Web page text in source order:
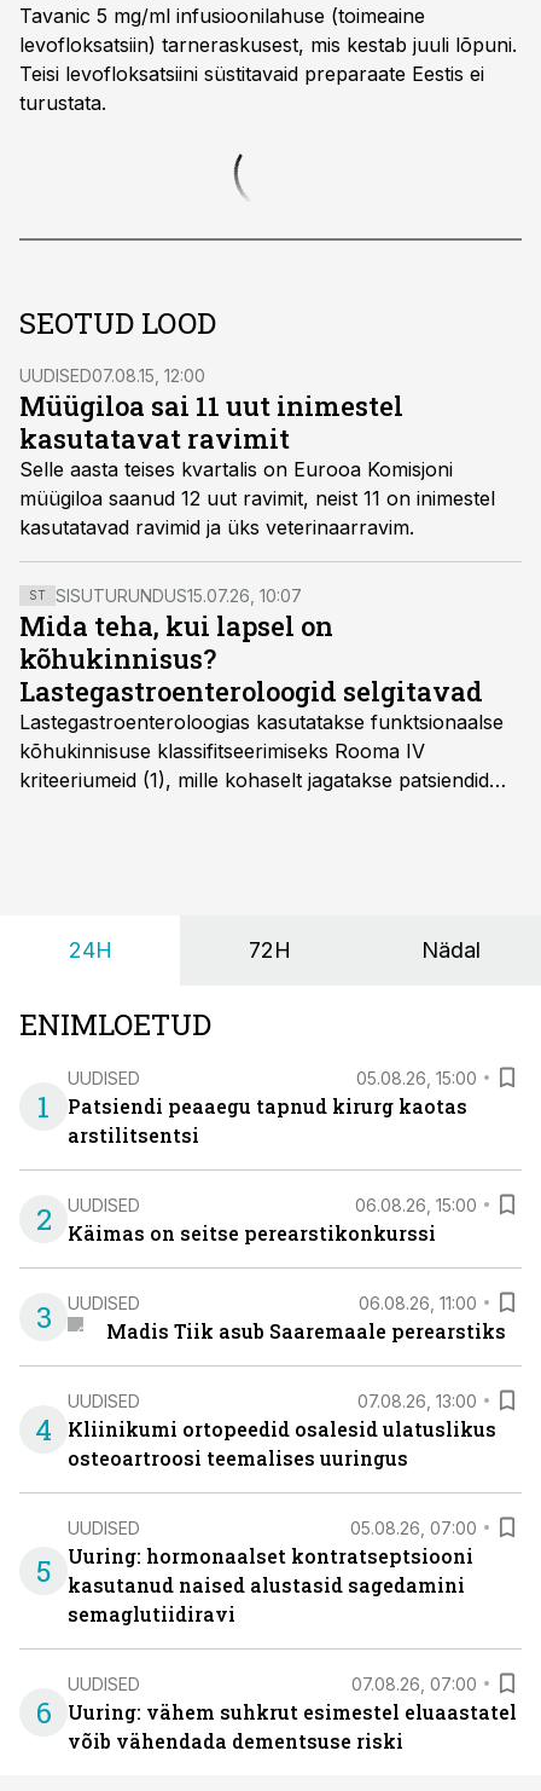
Tavanic 5 mg/ml infusioonilahuse (toimeaine
levofloksatsiin) tarneraskusest, mis kestab juuli lõpuni.
Teisi levofloksatsiini süstitavaid preparaate Eestis ei
turustata.
SEOTUD LOOD
UUDISED07.08.15, 12:00
Müügiloa sai 11 uut inimestel
kasutatavat ravimit
Selle aasta teises kvartalis on Eurooa Komisjoni
müügiloa saanud 12 uut ravimit, neist 11 on inimestel
kasutatavad ravimid ja üks veterinaarravim.
ST SISUTURUNDUS15.07.26, 10:07
Mida teha, kui lapsel on
kõhukinnisus?
Lastegastroenteroloogid selgitavad
Lastegastroenteroloogias kasutatakse funktsionaalse
kõhukinnisuse klassifitseerimiseks Rooma IV
kriteeriumeid (1), mille kohaselt jagatakse patsiendid
24H 72H Nädal
ENIMLOETUD
1
UUDISED 05.08.26, 15:00
Patsiendi peaaegu tapnud kirurg kaotas
arstilitsentsi
2 UUDISED 06.08.26, 15:00
Käimas on seitse perearstikonkurssi
3 UUDISED 06.08.26, 11:00
Madis Tiik asub Saaremaale perearstiks
4
UUDISED 07.08.26, 13:00
Kliinikumi ortopeedid osalesid ulatuslikus
osteoartroosi teemalises uuringus
5
UUDISED 05.08.26, 07:00
Uuring: hormonaalset kontratseptsiooni
kasutanud naised alustasid sagedamini
semaglutiidiravi
6
UUDISED 07.08.26, 07:00
Uuring: vähem suhkrut esimestel eluaastatel
võib vähendada dementsuse riski